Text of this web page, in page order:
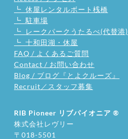
┗ 休屋レンタルボート桟橋
┗ 駐車場
┗ レークパークうたるべ(代替港)
┗ 十和田湖・休屋
FAQ / よくあるご質問
Contact / お問い合わせ
Blog / ブログ『とよクルーズ』
Recruit／スタッフ募集
RIB Pioneer リブパイオニア ®
株式会社レヴリー
〒018-5501